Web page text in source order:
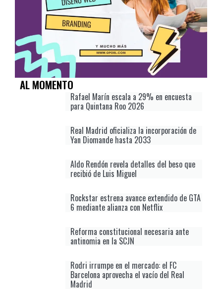
AL MOMENTO
Rafael Marín escala a 29% en encuesta
para Quintana Roo 2026
Real Madrid oficializa la incorporación de
Yan Diomande hasta 2033
Aldo Rendón revela detalles del beso que
recibió de Luis Miguel
Rockstar estrena avance extendido de GTA
6 mediante alianza con Netflix
Reforma constitucional necesaria ante
antinomia en la SCJN
Rodri irrumpe en el mercado: el FC
Barcelona aprovecha el vacío del Real
Madrid